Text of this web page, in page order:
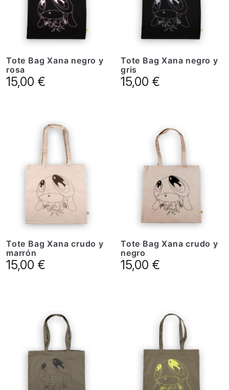
Tote Bag Xana negro y
rosa
15,00 €
Tote Bag Xana negro y
gris
15,00 €
Tote Bag Xana crudo y
marrón
15,00 €
Tote Bag Xana crudo y
negro
15,00 €